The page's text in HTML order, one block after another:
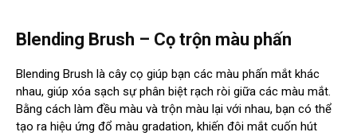
Blending Brush – Cọ trộn màu phấn
Blending Brush là cây cọ giúp bạn các màu phấn mắt khác
nhau, giúp xóa sạch sự phân biệt rạch ròi giữa các màu mắt.
Bằng cách làm đều màu và trộn màu lại với nhau, bạn có thể
tạo ra hiệu ứng đổ màu gradation, khiến đôi mắt cuốn hút